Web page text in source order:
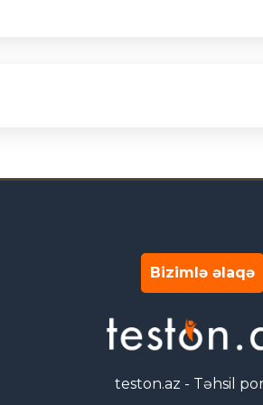
Bizimlə əlaqə
teston.az - Təhsil